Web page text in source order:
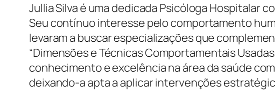
Jullia Silva é uma dedicada Psicóloga Hospitalar
Seu contínuo interesse pelo comportamento
levaram a buscar especializações que
“Dimensões e Técnicas Comportamentais
conhecimento e excelência na área da saúde
deixando-a apta a aplicar intervenções